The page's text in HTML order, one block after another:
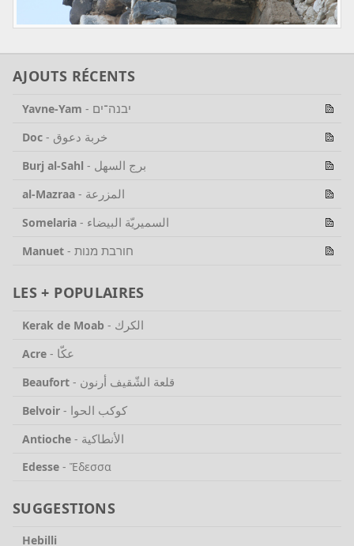
AJOUTS RÉCENTS
Yavne-Yam - יבנה־ים
Doc - خربة دعوق
Burj al-Sahl - برج السهل
al-Mazraa - المزرعة
Somelaria - السميريّة البيضاء
Manuet - חורבת מנות
LES + POPULAIRES
Kerak de Moab - الكرك
Acre - عكّا
Beaufort - قلعة الشّقيف أرنون
Belvoir - كوكب الحوا
Antioche - الأنطاكية
Edesse - Ἔδεσσα
SUGGESTIONS
Hebilli